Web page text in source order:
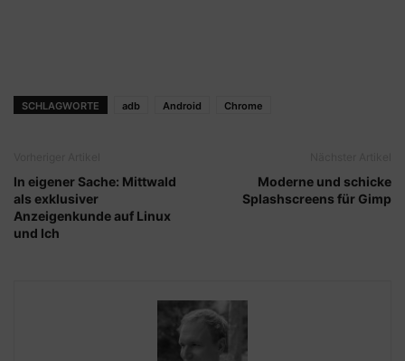
SCHLAGWORTE adb Android Chrome
In eigener Sache: Mittwald
als exklusiver
Anzeigenkunde auf Linux
und Ich
Moderne und schicke
Splashscreens für Gimp